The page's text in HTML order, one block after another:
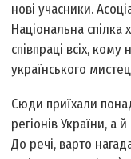
нові учасники.
Національна
співпраці всіх,
українського
Сюди приїхали
регіонів України, а
До речі, варто